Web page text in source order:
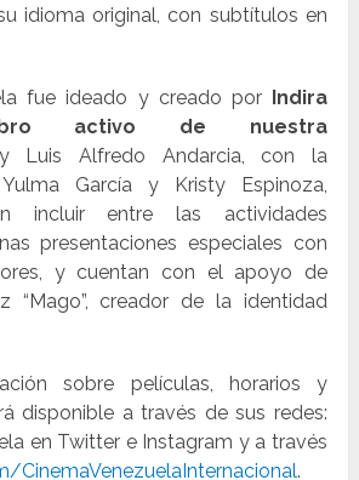
idioma original, con subtítulos en
fue ideado y creado por
Indira
activo de nuestra
Luis Alfredo Andarcia, con la
García y Kristy Espinoza,
incluir entre las actividades
presentaciones especiales con
y cuentan con el apoyo de
“Mago”, creador de la identidad
sobre películas, horarios y
disponible a través de sus redes:
en Twitter e Instagram y a través
CinemaVenezuelaInternacional.